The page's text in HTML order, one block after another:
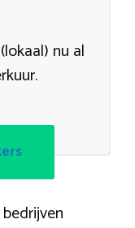
nu al